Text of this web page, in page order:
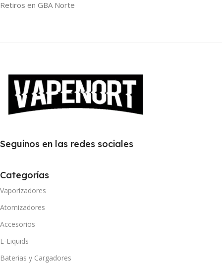
Retiros en GBA Norte
Seguinos en las redes sociales
Categorías
Vaporizadores
Atomizadores
Accesorios
E-Liquids
Baterias y Cargadores